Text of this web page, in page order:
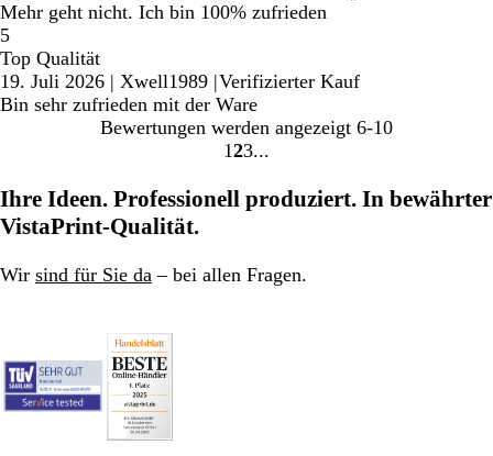
Mehr geht nicht. Ich bin 100% zufrieden
5
Top Qualität
19. Juli 2026 | Xwell1989 |Verifizierter Kauf
Bin sehr zufrieden mit der Ware
Bewertungen werden angezeigt 6-10
Gehe
Seite
1 Gehe
Seite
2Gehe
Seite
3
Ihre Ideen. Professionell produziert. In bewährter
VistaPrint-Qualität.
Wir sind für Sie da – bei allen Fragen.